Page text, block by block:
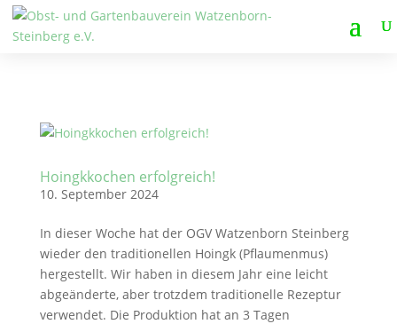
Hoingkkochen erfolgreich!
10. September 2024
In dieser Woche hat der OGV Watzenborn Steinberg
wieder den traditionellen Hoingk (Pflaumenmus)
hergestellt. Wir haben in diesem Jahr eine leicht
abgeänderte, aber trotzdem traditionelle Rezeptur
verwendet. Die Produktion hat an 3 Tagen